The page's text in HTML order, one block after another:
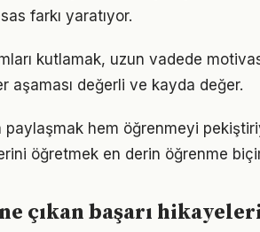
farkı yaratıyor.
kutlamak, uzun vadede
aşaması değerli ve kayda değer.
hem öğrenmeyi
öğretmek en derin öğrenme
çıkan başarı